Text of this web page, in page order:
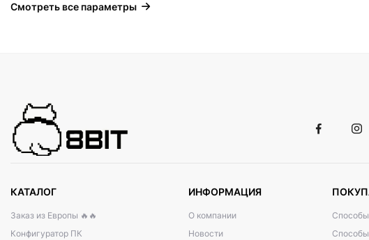
Смотреть все параметры
КАТАЛОГ
Заказ из Европы 🔥🔥
Конфигуратор ПК
ИНФОРМАЦИЯ
О компании
Новости
Способы